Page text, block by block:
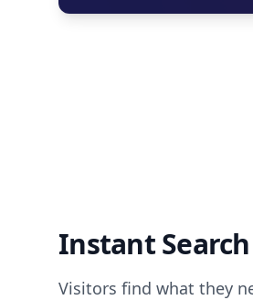
Instant Search
Visitors find what they